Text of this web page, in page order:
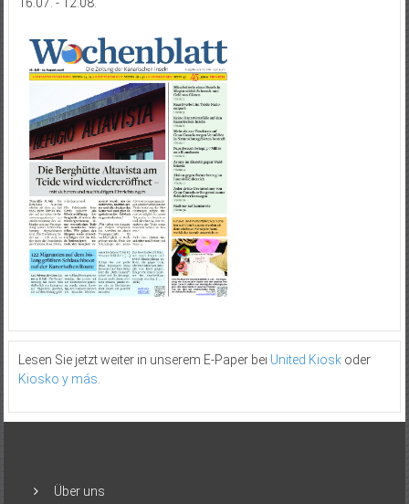
16.07. - 12.08.
Lesen Sie jetzt weiter in unserem E-Paper bei United Kioskoder
Kiosko y más
Über uns